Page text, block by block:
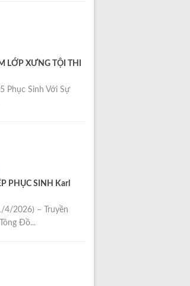
LỚP XƯNG TỘI THI
Phục Sinh Với Sự
PHỤC SINH Karl
4/2026) – Truyền
Đồ...